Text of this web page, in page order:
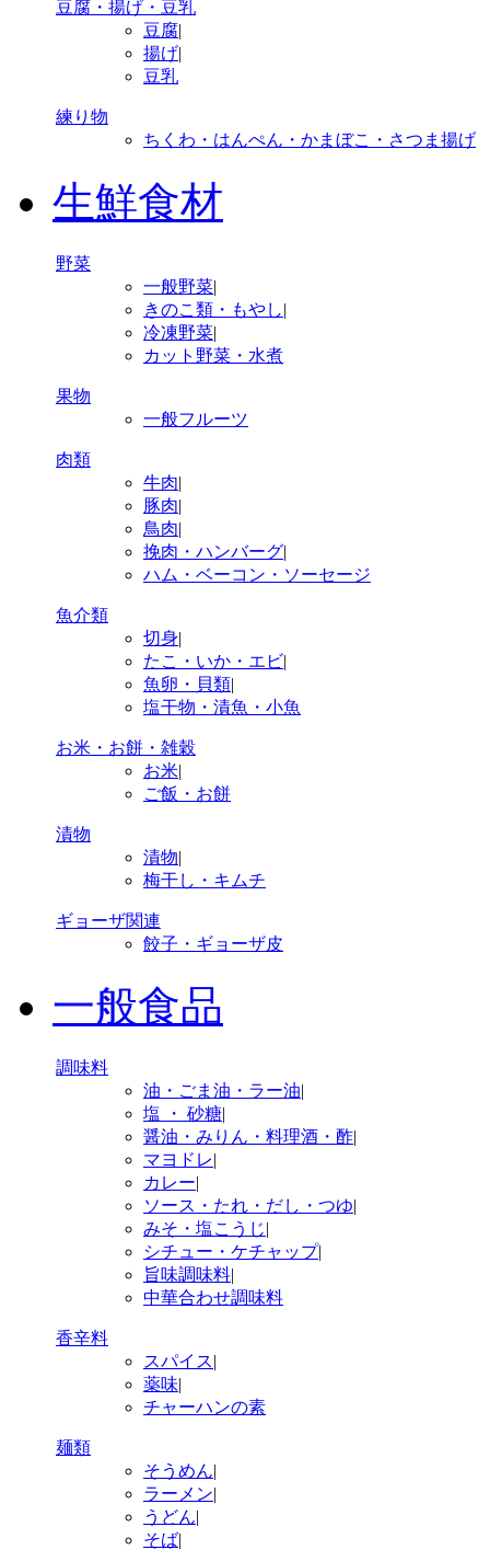
豆腐・揚げ・豆乳
豆腐|
揚げ|
豆乳
練り物
ちくわ・はんぺん・かまぼこ・さつま揚げ
生鮮食材
野菜
一般野菜|
きのこ類・もやし|
冷凍野菜|
カット野菜・水煮
果物
一般フルーツ
肉類
牛肉|
豚肉|
鳥肉|
挽肉・ハンバーグ|
ハム・ベーコン・ソーセージ
魚介類
切身|
たこ・いか・エビ|
魚卵・貝類|
塩干物・漬魚・小魚
お米・お餅・雑穀
お米|
ご飯・お餅
漬物
漬物|
梅干し・キムチ
ギョーザ関連
餃子・ギョーザ皮
一般食品
調味料
油・ごま油・ラー油|
塩 ・ 砂糖|
醤油・みりん・料理酒・酢|
マヨドレ|
カレー|
ソース・たれ・だし・つゆ|
みそ・塩こうじ|
シチュー・ケチャップ|
旨味調味料|
中華合わせ調味料
香辛料
スパイス|
薬味|
チャーハンの素
麺類
そうめん|
ラーメン|
うどん|
そば|